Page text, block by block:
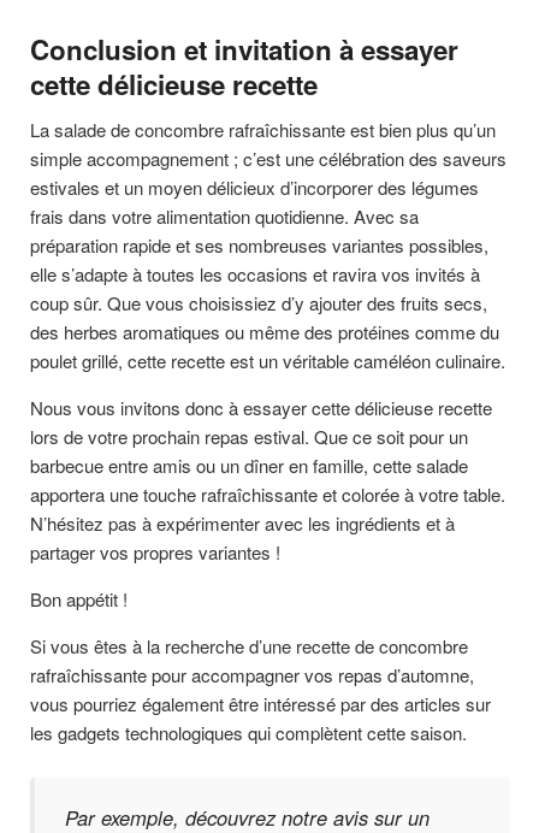
Conclusion et invitation à essayer
cette délicieuse recette
La salade de concombre rafraîchissante est bien plus qu’un
simple accompagnement ; c’est une célébration des saveurs
estivales et un moyen délicieux d’incorporer des légumes
frais dans votre alimentation quotidienne. Avec sa
préparation rapide et ses nombreuses variantes possibles,
elle s’adapte à toutes les occasions et ravira vos invités à
coup sûr. Que vous choisissiez d’y ajouter des fruits secs,
des herbes aromatiques ou même des protéines comme du
poulet grillé, cette recette est un véritable caméléon culinaire.
Nous vous invitons donc à essayer cette délicieuse recette
lors de votre prochain repas estival. Que ce soit pour un
barbecue entre amis ou un dîner en famille, cette salade
apportera une touche rafraîchissante et colorée à votre table.
N’hésitez pas à expérimenter avec les ingrédients et à
partager vos propres variantes !
Bon appétit !
Si vous êtes à la recherche d’une recette de concombre
rafraîchissante pour accompagner vos repas d’automne,
vous pourriez également être intéressé par des articles sur
les gadgets technologiques qui complètent cette saison.
Par exemple, découvrez notre avis sur un